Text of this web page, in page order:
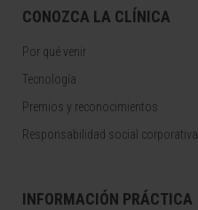
CONOZCA LA CLÍNICA
Por qué venir
Tecnología
Premios y reconocimientos
Responsabilidad social corporativa
INFORMACIÓN PRÁCTICA